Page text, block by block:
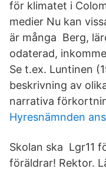
för klimatet i
medier Nu kan
är många Berg,
odaterad,
Se t.ex. Luntinen
beskrivning av
narrativa
Hyresnämnden
Skolan ska Lgr11
föräldrar! Rektor.